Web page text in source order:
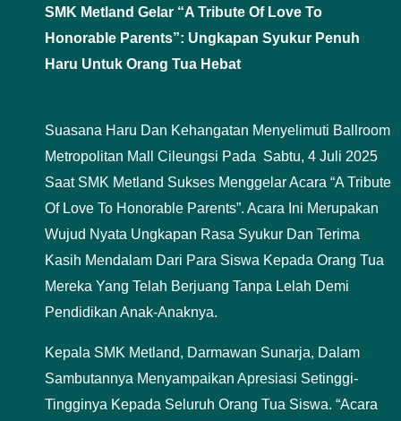
SMK Metland Gelar “A Tribute Of Love To
Honorable Parents”: Ungkapan Syukur Penuh
Haru Untuk Orang Tua Hebat
Suasana Haru Dan Kehangatan Menyelimuti Ballroom
Metropolitan Mall Cileungsi Pada Sabtu, 4 Juli 2025
Saat SMK Metland Sukses Menggelar Acara “A Tribute
Of Love To Honorable Parents”. Acara Ini Merupakan
Wujud Nyata Ungkapan Rasa Syukur Dan Terima
Kasih Mendalam Dari Para Siswa Kepada Orang Tua
Mereka Yang Telah Berjuang Tanpa Lelah Demi
Pendidikan Anak-Anaknya.
Kepala SMK Metland, Darmawan Sunarja, Dalam
Sambutannya Menyampaikan Apresiasi Setinggi-
Tingginya Kepada Seluruh Orang Tua Siswa. “Acara